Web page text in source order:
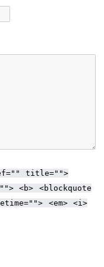
title="">
<b> <blockquote
<em> <i>